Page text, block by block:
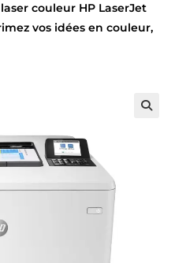
couleur HP LaserJet
vos idées en couleur,